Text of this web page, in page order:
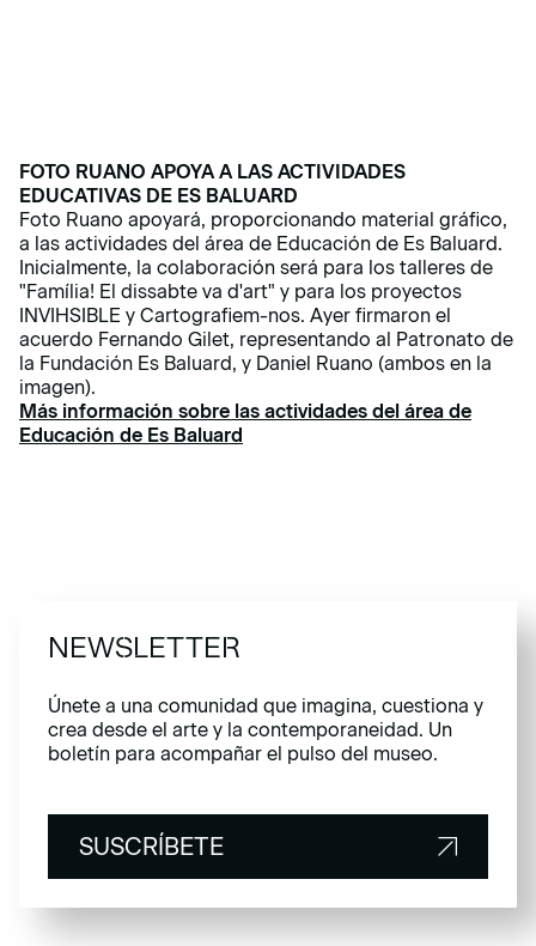
FOTO RUANO APOYA A LAS ACTIVIDADES
EDUCATIVAS DE ES BALUARD
Foto Ruano apoyará, proporcionando material gráfico,
a las actividades del área de Educación de Es Baluard.
Inicialmente, la colaboración será para los talleres de
"Família! El dissabte va d'art" y para los proyectos
INVIHSIBLE y Cartografiem-nos. Ayer firmaron el
acuerdo Fernando Gilet, representando al Patronato de
la Fundación Es Baluard, y Daniel Ruano (ambos en la
imagen).
Más información sobre las actividades del área de
Educación de Es Baluard
NEWSLETTER
Únete a una comunidad que imagina, cuestiona y
crea desde el arte y la contemporaneidad. Un
boletín para acompañar el pulso del museo.
SUSCRÍBETE
SUSCRÍBETE